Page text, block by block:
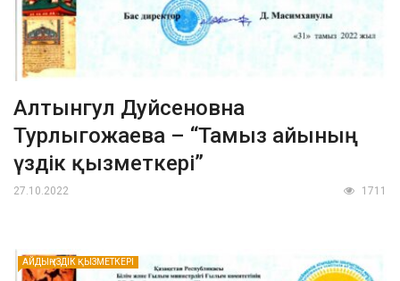
Алтынгул Дуйсеновна
Турлыгожаева – “Тамыз айының
үздік қызметкері”
27.10.2022 1711
АЙДЫҢ ҮЗДІК ҚЫЗМЕТКЕРІ